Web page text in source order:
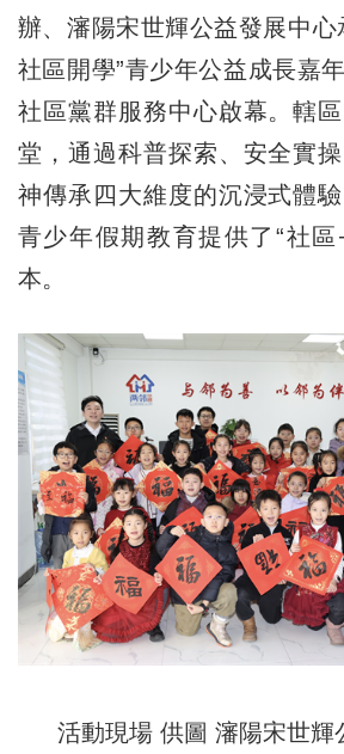
辦、瀋陽宋世輝公益發展中心
社區開學”青少年公益成長嘉
社區黨群服務中心啟幕。轄
堂，通過科普探索、安全實
神傳承四大維度的沉浸式體
青少年假期教育提供了“社
本。
活動現場 供圖 瀋陽宋世輝